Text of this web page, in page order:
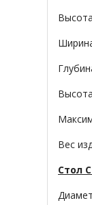
Вес
Стол